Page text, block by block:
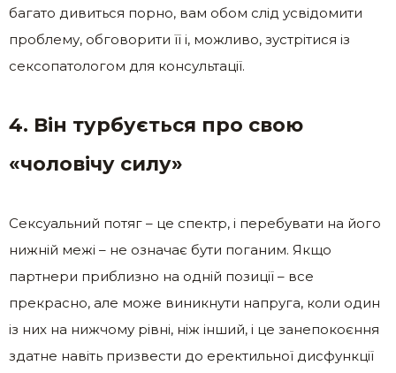
багато дивиться порно, вам обом слід усвідомити
проблему, обговорити її і, можливо, зустрітися із
сексопатологом для консультації.
4. Він турбується про свою
«чоловічу силу»
Сексуальний потяг – це спектр, і перебувати на його
нижній межі – не означає бути поганим. Якщо
партнери приблизно на одній позиції – все
прекрасно, але може виникнути напруга, коли один
із них на нижчому рівні, ніж інший, і це занепокоєння
здатне навіть призвести до еректильної дисфункції